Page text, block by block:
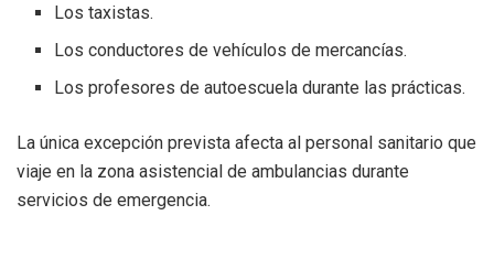
Los taxistas.
Los conductores de vehículos de mercancías.
Los profesores de autoescuela durante las prácticas.
La única excepción prevista afecta al personal sanitario que
viaje en la zona asistencial de ambulancias durante
servicios de emergencia.